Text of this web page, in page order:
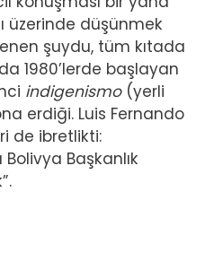
üzerinde düşünmek
şuydu, tüm kıtada
1980’lerde başlayan
indigenismo(yerli
erdiği. Luis Fernando
de ibretlikti:
Başkanlık